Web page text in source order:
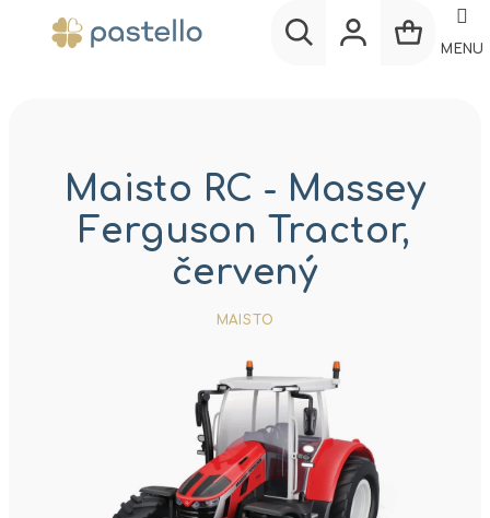
MENU
Maisto RC - Massey
Ferguson Tractor,
červený
MAISTO